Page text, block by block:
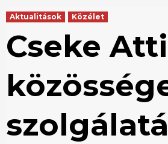
Aktualitások Közélet
Cseke